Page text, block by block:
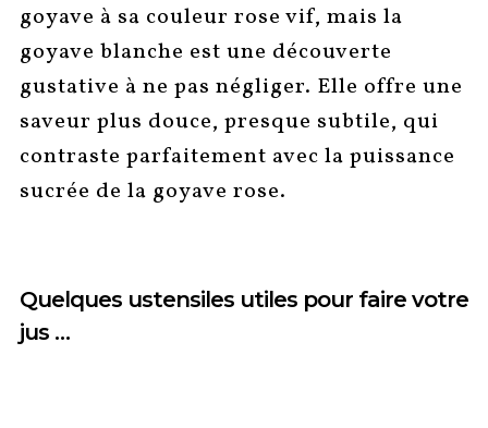
goyave à sa couleur rose vif, mais la
goyave blanche est une découverte
gustative à ne pas négliger. Elle offre une
saveur plus douce, presque subtile, qui
contraste parfaitement avec la puissance
sucrée de la goyave rose.
Quelques ustensiles utiles pour faire votre
jus …